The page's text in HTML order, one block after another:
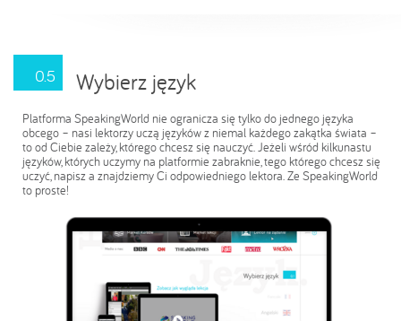
0.5 Wybierz język
Platforma SpeakingWorld nie ogranicza się tylko do jednego języka
obcego – nasi lektorzy uczą języków z niemal każdego zakątka świata –
to od Ciebie zależy, którego chcesz się nauczyć. Jeżeli wśród kilkunastu
języków, których uczymy na platformie zabraknie, tego którego chcesz się
uczyć, napisz a znajdziemy Ci odpowiedniego lektora. Ze SpeakingWorld
to proste!